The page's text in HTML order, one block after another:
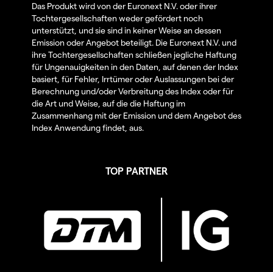
Das Produkt wird von der Euronext N.V. oder ihrer
Tochtergesellschaften weder gefördert noch
unterstützt, und sie sind in keiner Weise an dessen
Emission oder Angebot beteiligt. Die Euronext N.V. und
ihre Tochtergesellschaften schließen jegliche Haftung
für Ungenauigkeiten in den Daten, auf denen der Index
basiert, für Fehler, Irrtümer oder Auslassungen bei der
Berechnung und/oder Verbreitung des Index oder für
die Art und Weise, auf die die Haftung im
Zusammenhang mit der Emission und dem Angebot des
Index Anwendung findet, aus.
TOP PARTNER